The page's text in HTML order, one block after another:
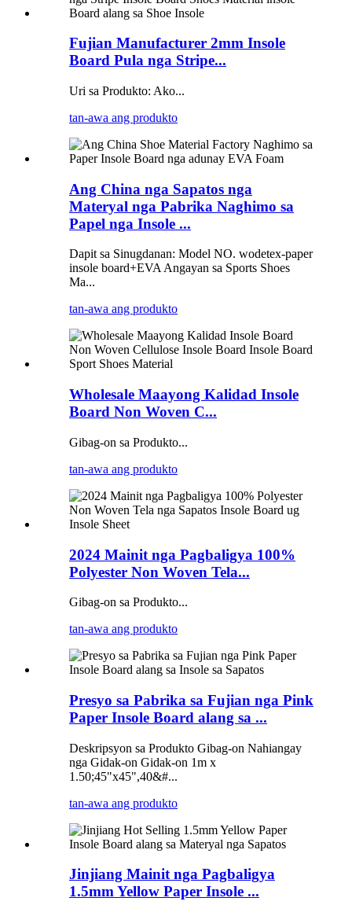
Fujian Manufacturer 2mm Insole
Board Pula nga Stripe...
Uri sa Produkto: Ako...
tan-awa ang produkto
Ang China nga Sapatos nga
Materyal nga Pabrika Naghimo sa
Papel nga Insole ...
Dapit sa Sinugdanan: Model NO. wodetex-paper
insole board+EVA Angayan sa Sports Shoes
Ma...
tan-awa ang produkto
Wholesale Maayong Kalidad Insole
Board Non Woven C...
Gibag-on sa Produkto...
tan-awa ang produkto
2024 Mainit nga Pagbaligya 100%
Polyester Non Woven Tela...
Gibag-on sa Produkto...
tan-awa ang produkto
Presyo sa Pabrika sa Fujian nga Pink
Paper Insole Board alang sa ...
Deskripsyon sa Produkto Gibag-on Nahiangay
nga Gidak-on Gidak-on 1m x
1.50;45"x45",40&#...
tan-awa ang produkto
Jinjiang Mainit nga Pagbaligya
1.5mm Yellow Paper Insole ...